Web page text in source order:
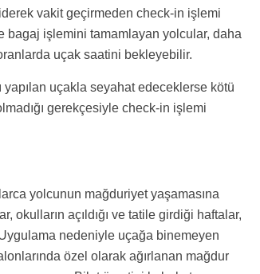
vakit geçirmeden check-in işlemi
bagaj işlemini tamamlayan yolcular, daha
uçak saatini bekleyebilir.
yapılan uçakla seyahat edeceklerse kötü
gerekçesiyle check-in işlemi
yolcunun mağduriyet yaşamasına
okulların açıldığı ve tatile girdiği haftalar,
nedeniyle uçağa binemeyen
özel olarak ağırlanan mağdur